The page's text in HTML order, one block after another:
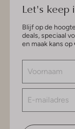
Let's keep
Blijf op de
deals, speciaal
en maak kans